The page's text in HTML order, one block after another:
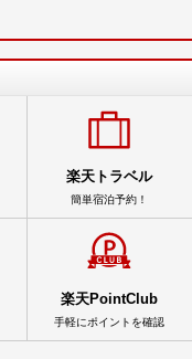
楽天トラベル
簡単宿泊予約！
楽天PointClub
手軽にポイントを確認